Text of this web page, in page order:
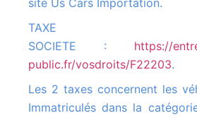
site Us Cars Importation.
TAXE VOITURE
SOCIETE : https://
public.fr/vosdroits/F22203.
Les 2 taxes concernent les véhicules suivants :
Immatriculés dans la